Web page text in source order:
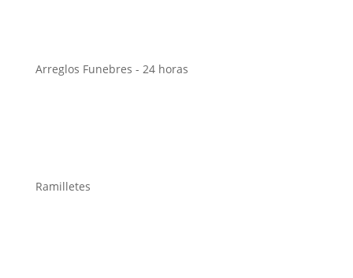
Arreglos Funebres - 24 horas
Ramilletes